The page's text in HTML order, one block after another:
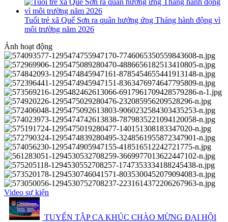
Tuổi trẻ xã Quế Sơn ra quân hưởng ứng Tháng hành động vì
môi trường năm 2026
Ảnh hoạt động
Video sự kiện
TUYỂN TẬP CA KHÚC CHÀO MỪNG ĐẠI HỘI